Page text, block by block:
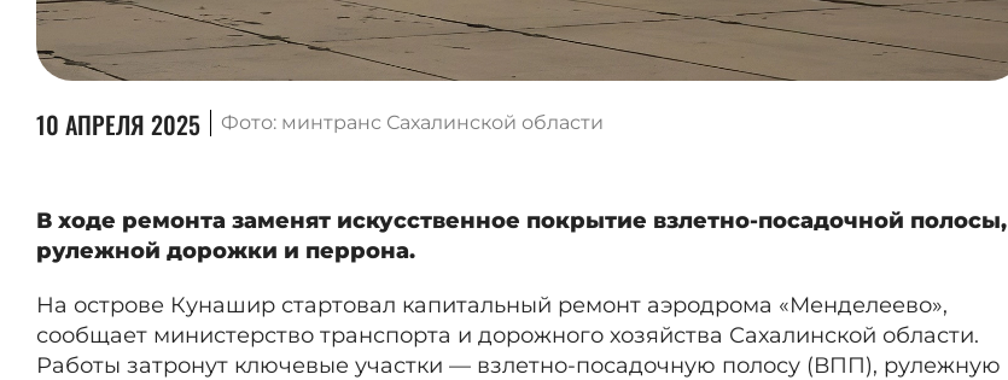
10 АПРЕЛЯ 2025 Фото: минтранс Сахалинской области
В ходе ремонта заменят искусственное покрытие взлетно-посадочной полосы,
рулежной дорожки и перрона.
На острове Кунашир стартовал капитальный ремонт аэродрома «Менделеево»,
сообщает министерство транспорта и дорожного хозяйства Сахалинской области.
Работы затронут ключевые участки — взлетно-посадочную полосу (ВПП), рулежную